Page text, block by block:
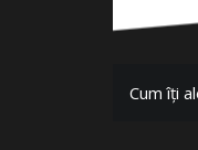
Cum îți